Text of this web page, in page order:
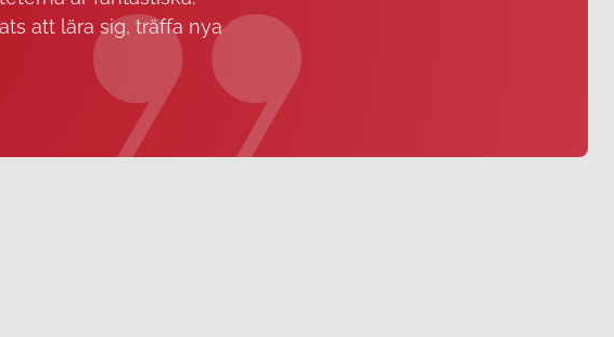
att lära sig, träffa nya